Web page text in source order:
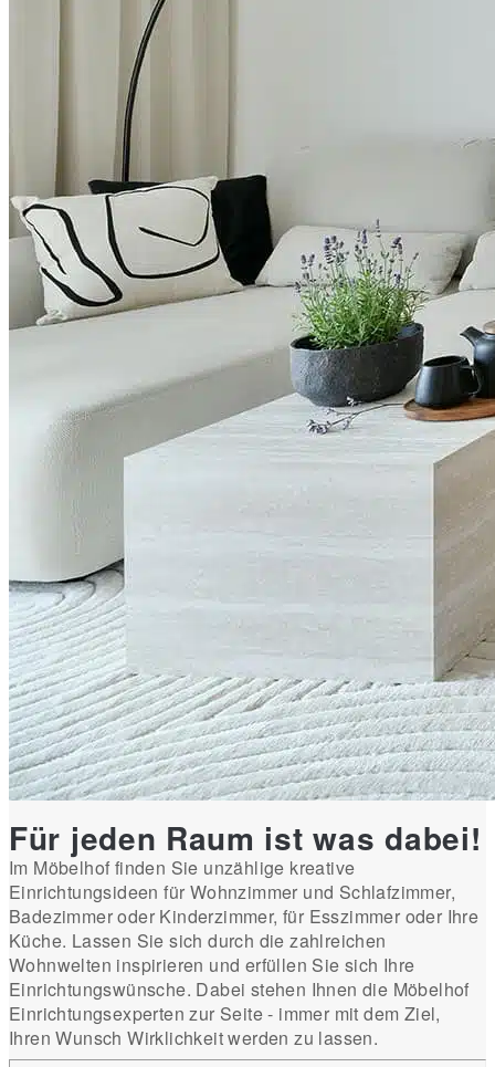
Für jeden Raum ist was dabei!
Im Möbelhof finden Sie unzählige kreative
Einrichtungsideen für Wohnzimmer und Schlafzimmer,
Badezimmer oder Kinderzimmer, für Esszimmer oder Ihre
Küche. Lassen Sie sich durch die zahlreichen
Wohnwelten inspirieren und erfüllen Sie sich Ihre
Einrichtungswünsche. Dabei stehen Ihnen die Möbelhof
Einrichtungsexperten zur Seite - immer mit dem Ziel,
Ihren Wunsch Wirklichkeit werden zu lassen.